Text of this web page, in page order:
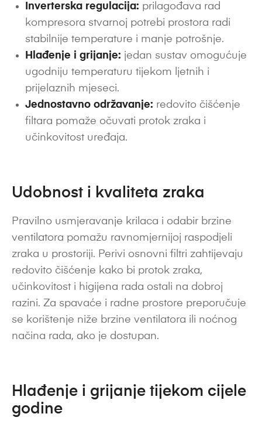
Inverterska regulacija: prilagođava rad
kompresora stvarnoj potrebi prostora radi
stabilnije temperature i manje potrošnje.
Hlađenje i grijanje: jedan sustav omogućuje
ugodniju temperaturu tijekom ljetnih i
prijelaznih mjeseci.
Jednostavno održavanje: redovito čišćenje
filtara pomaže očuvati protok zraka i
učinkovitost uređaja.
Udobnost i kvaliteta zraka
Pravilno usmjeravanje krilaca i odabir brzine
ventilatora pomažu ravnomjernijoj raspodjeli
zraka u prostoriji. Perivi osnovni filtri zahtijevaju
redovito čišćenje kako bi protok zraka,
učinkovitost i higijena rada ostali na dobroj
razini. Za spavaće i radne prostore preporučuje
se korištenje niže brzine ventilatora ili noćnog
načina rada, ako je dostupan.
Hlađenje i grijanje tijekom cijele
godine